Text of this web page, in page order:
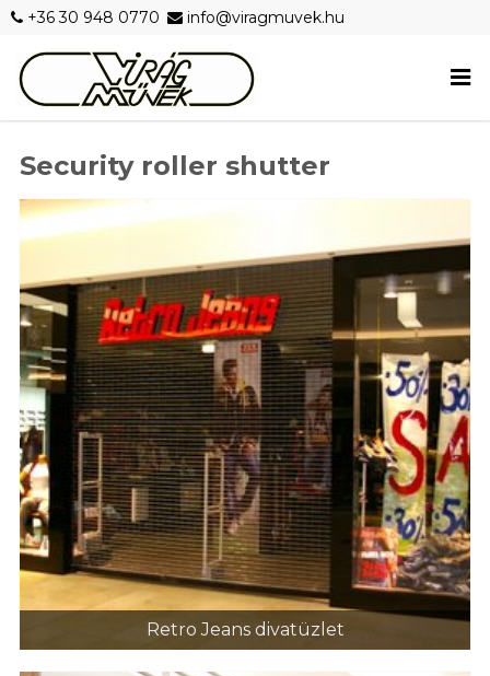
+36 30 948 0770 info@viragmuvek.hu
Security roller shutter
Retro Jeans divatüzlet